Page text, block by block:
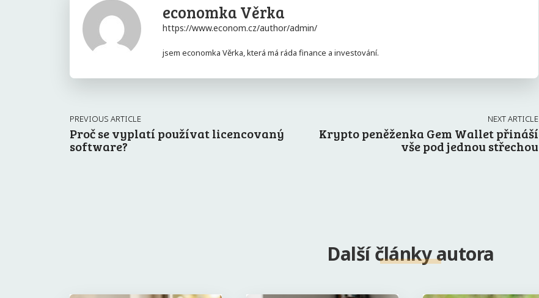
economka Věrka
https://www.econom.cz/author/admin/
jsem economka Věrka, která má ráda finance a investování.
PREVIOUS ARTICLE
Proč se vyplatí používat licencovaný
software?
NEXT ARTICLE
Krypto peněženka Gem Wallet přináší
vše pod jednou střechou
Další články autora